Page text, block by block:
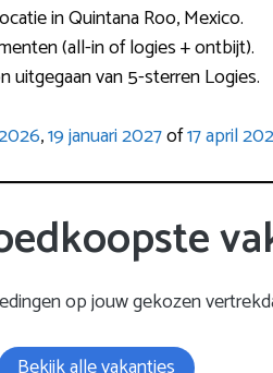
in Quintana Roo, Mexico.
(all-in of logies + ontbijt).
uitgegaan van 5-sterren Logies.
,19 januari 2027of17 april
op jouw gekozen